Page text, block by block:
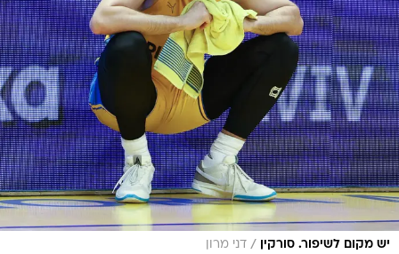
יש מקום לשיפור. סורקין / דני מרון